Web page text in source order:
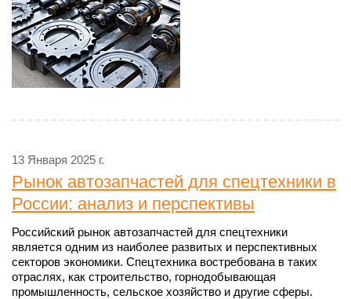
13 Января 2025 г.
Рынок автозапчастей для спецтехники в
России: анализ и перспективы
Российский рынок автозапчастей для спецтехники
является одним из наиболее развитых и перспективных
секторов экономики. Спецтехника востребована в таких
отраслях, как строительство, горнодобывающая
промышленность, сельское хозяйство и другие сферы.